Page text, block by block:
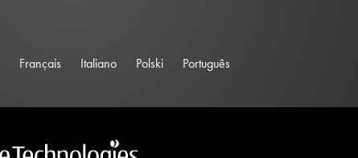
Français Italiano Polski Português